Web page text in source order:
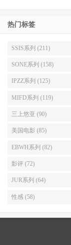
热门标签
SSIS系列 (211)
SONE系列 (158)
IPZZ系列 (125)
MIFD系列 (119)
三上悠亚 (90)
美国电影 (85)
EBWH系列 (82)
影评 (72)
JUR系列 (64)
性感 (58)